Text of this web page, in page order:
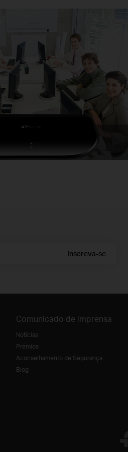
Inscreva-se
Comunicado de imprensa
Notícias
Prémios
Aconselhamento de Segurança
Blog